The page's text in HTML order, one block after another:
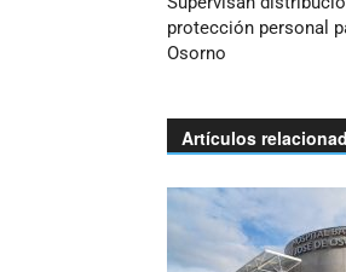
protección personal
Osorno
Artículos